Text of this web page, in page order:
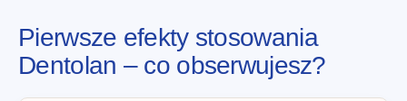
Pierwsze efekty stosowania
Dentolan – co obserwujesz?